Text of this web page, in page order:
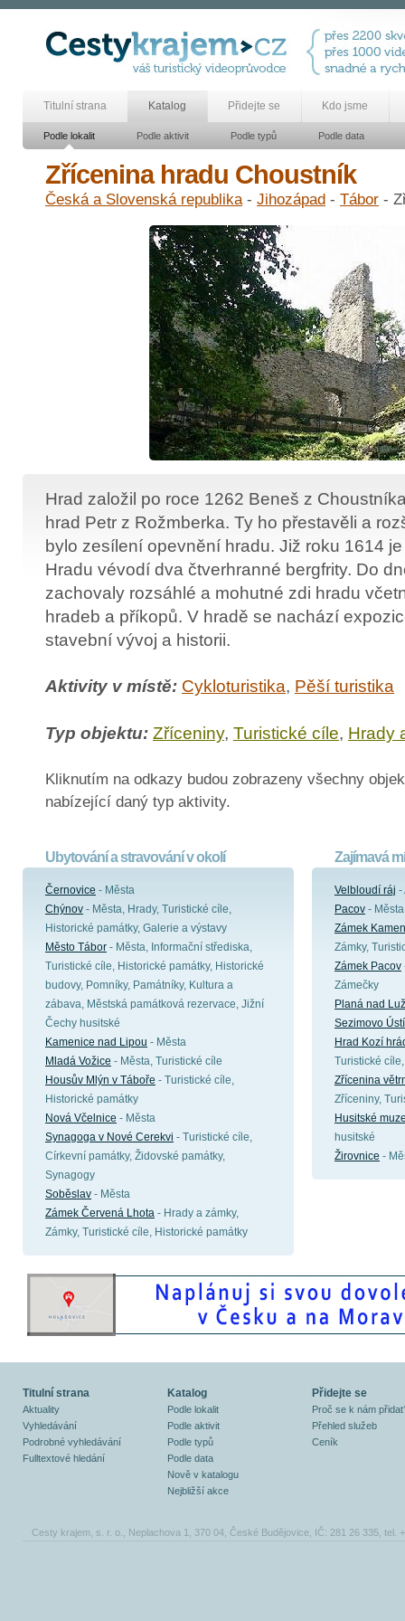
Titulní strana Katalog Přidejte se Kdo jsme
Podle lokalit Podle aktivit Podle typů Podle data
Zřícenina hradu Choustník
Česká a Slovenská republika- Jihozápad - Tábor -
Hrad založil po roce 1262 Beneš z
hrad Petr z Rožmberka. Ty ho přestavěli a
bylo zesílení opevnění hradu. Již roku 1614
Hradu vévodí dva čtverhranné bergfrity. Do
zachovaly rozsáhlé a mohutné zdi hradu
hradeb a příkopů. V hradě se nachází
stavební vývoj a historii.
Aktivity v místě: Cykloturistika, Pěší turistika
Typ objektu: Zříceniny, Turistické cíle, Hrady
Kliknutím na odkazy budou zobrazeny všechny
nabízející daný typ aktivity.
Ubytování a stravování v okolí
Černovice - Města
Chýnov - Města, Hrady, Turistické cíle,
Historické památky, Galerie a výstavy
Město Tábor - Města, Informační střediska,
Turistické cíle, Historické památky, Historické
budovy, Pomníky, Památníky, Kultura a
zábava, Městská památková rezervace, Jižní
Čechy husitské
Kamenice nad Lipou - Města
Mladá Vožice - Města, Turistické cíle
Housův Mlýn v Táboře - Turistické cíle,
Historické památky
Nová Včelnice - Města
Synagoga v Nové Cerekvi - Turistické cíle,
Církevní památky, Židovské památky,
Synagogy
Soběslav - Města
Zámek Červená Lhota - Hrady a zámky,
Zámky, Turistické cíle, Historické památky
Zajímavá
Velbloudí ráj -
Pacov - Města
Zámek
Zámky,
Zámek Pacov
Zámečky
Planá nad
Sezimovo Ústí
Hrad Kozí
Turistické
Zřícenina
Zříceniny,
Husitské
husitské
Žirovnice -
Titulní strana
Aktuality
Vyhledávání
Podrobné vyhledávání
Fulltextové hledání
Katalog
Podle lokalit
Podle aktivit
Podle typů
Podle data
Nově v katalogu
Nejbližší akce
Přidejte se
Proč se k nám
Přehled služeb
Ceník
Cesty krajem, s. r. o., Neplachova 1, 370 04, České Budějovice, IČ: 281 26 335, tel.